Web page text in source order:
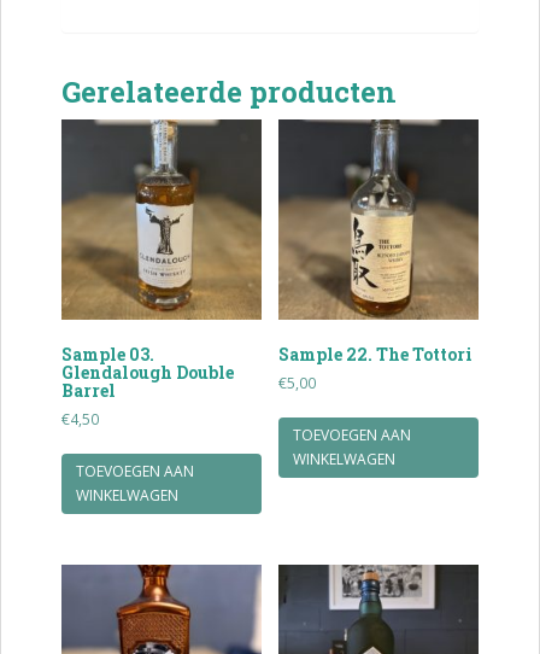
Gerelateerde producten
Sample 03.
Glendalough Double
Barrel
€4,50
TOEVOEGEN AAN
WINKELWAGEN
Sample 22. The Tottori
€5,00
TOEVOEGEN AAN
WINKELWAGEN